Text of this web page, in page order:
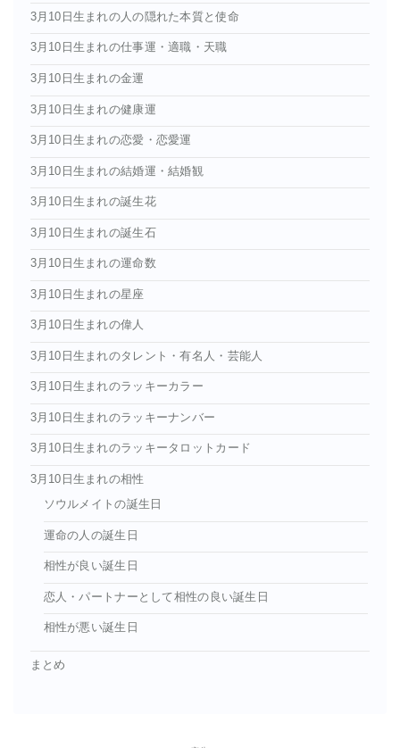
3月10日生まれの人の隠れた本質と使命
3月10日生まれの仕事運・適職・天職
3月10日生まれの金運
3月10日生まれの健康運
3月10日生まれの恋愛・恋愛運
3月10日生まれの結婚運・結婚観
3月10日生まれの誕生花
3月10日生まれの誕生石
3月10日生まれの運命数
3月10日生まれの星座
3月10日生まれの偉人
3月10日生まれのタレント・有名人・芸能人
3月10日生まれのラッキーカラー
3月10日生まれのラッキーナンバー
3月10日生まれのラッキータロットカード
3月10日生まれの相性
ソウルメイトの誕生日
運命の人の誕生日
相性が良い誕生日
恋人・パートナーとして相性の良い誕生日
相性が悪い誕生日
まとめ